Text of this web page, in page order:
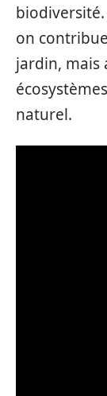
on
jardin, mais
naturel.